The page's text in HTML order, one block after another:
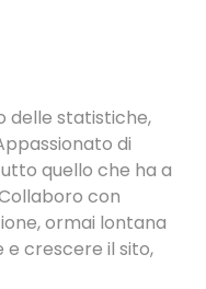
delle statistiche,
di
quello che ha a
con
ormai lontana
e crescere il sito,